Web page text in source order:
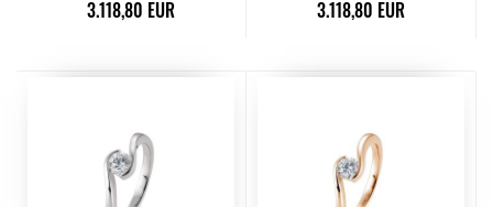
3.118,80 EUR 3.118,80 EUR